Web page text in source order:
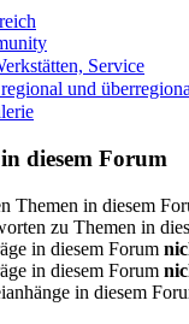
Service
und
diesem Forum
Themen in diesem
zu Themen in
in diesem Forum
in diesem Forum
in diesem